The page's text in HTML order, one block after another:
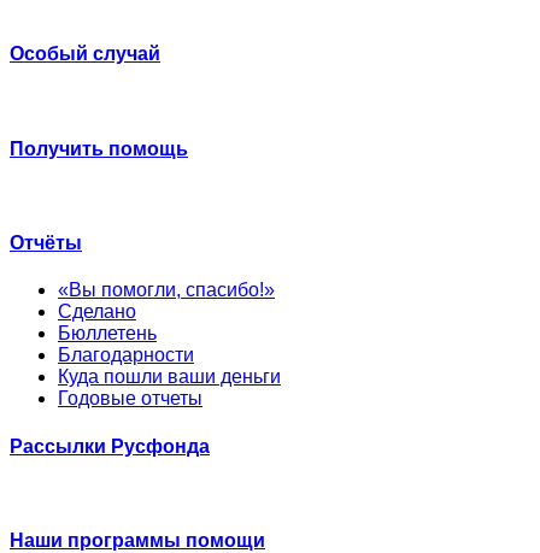
Особый случай
Получить помощь
Отчёты
«Вы помогли, спасибо!»
Сделано
Бюллетень
Благодарности
Куда пошли ваши деньги
Годовые отчеты
Рассылки Русфонда
Наши программы помощи